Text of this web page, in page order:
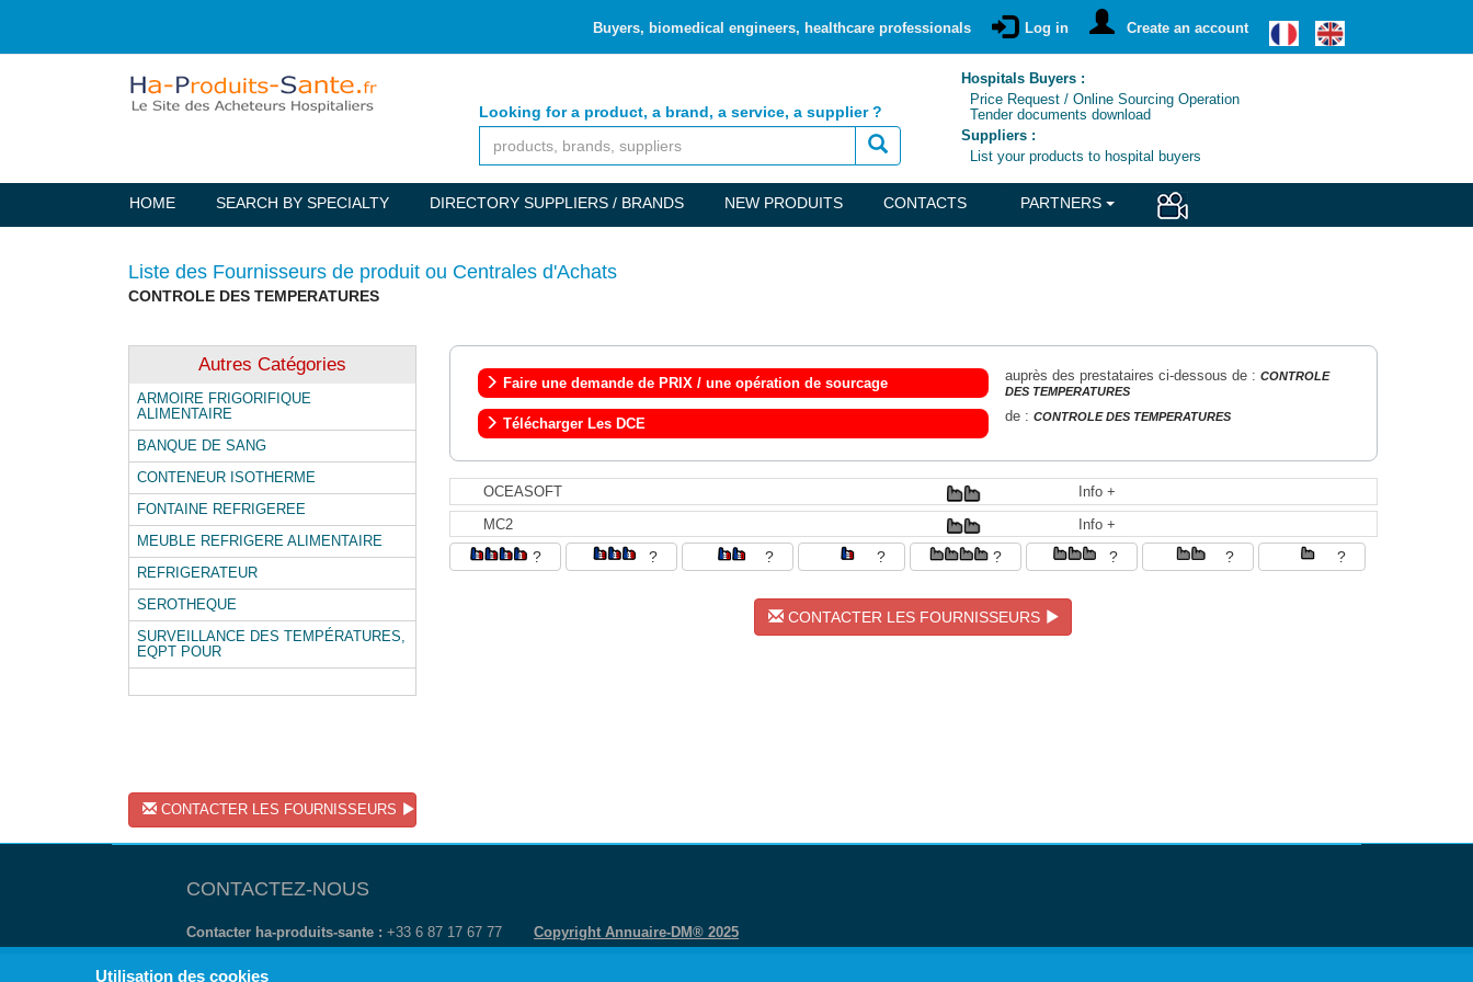
Buyers, biomedical engineers, healthcare professionals Log in Create an account
Looking for a product, a brand, a service, a supplier ?
Hospitals Buyers :
Price Request / Online Sourcing Operation
Tender documents download
Suppliers :
List your products to hospital buyers
HOME SEARCH BY SPECIALTY DIRECTORY SUPPLIERS / BRANDS NEW PRODUITS CONTACTS PARTNERS
Liste des Fournisseurs de produit ou Centrales d'Achats
CONTROLE DES TEMPERATURES
Autres Catégories
ARMOIRE FRIGORIFIQUE
ALIMENTAIRE
BANQUE DE SANG
CONTENEUR ISOTHERME
FONTAINE REFRIGEREE
MEUBLE REFRIGERE ALIMENTAIRE
REFRIGERATEUR
SEROTHEQUE
SURVEILLANCE DES TEMPÉRATURES,
EQPT POUR
CONTACTER LES FOURNISSEURS
Faire une demande de PRIX / une opération de sourcage auprès des prestataires ci-dessous de :CONTROLE
DES TEMPERATURES
Télécharger Les DCE de :CONTROLE DES TEMPERATURES
OCEASOFT Info +
MC2 Info +
? ? ? ? ? ? ? ?
CONTACTER LES FOURNISSEURS
CONTACTEZ-NOUS
Contacter ha-produits-sante : +33 6 87 17 67 77 Copyright Annuaire-DM® 2025
Utilisation des cookies